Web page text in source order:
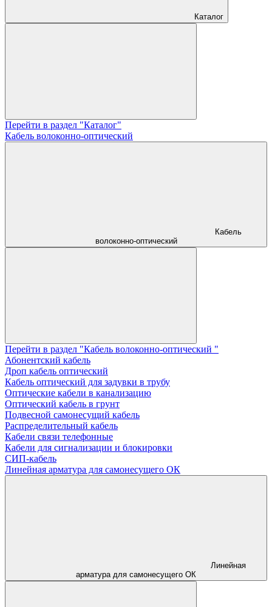
Каталог
Перейти в раздел "Каталог"
Кабель волоконно-оптический
Кабель
волоконно-оптический
Перейти в раздел "Кабель волоконно-оптический "
Абонентский кабель
Дроп кабель оптический
Кабель оптический для задувки в трубу
Оптические кабели в канализацию
Оптический кабель в грунт
Подвесной самонесущий кабель
Распределительный кабель
Кабели связи телефонные
Кабели для сигнализации и блокировки
СИП-кабель
Линейная арматура для самонесущего ОК
Линейная
арматура для самонесущего ОК